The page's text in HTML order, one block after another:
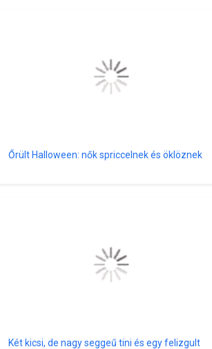
Őrült Halloween: nők spriccelnek és öklöznek
Két kicsi, de nagy seggeű tini és egy felizgult